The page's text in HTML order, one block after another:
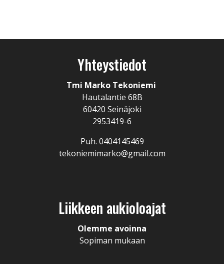
Yhteystiedot
Tmi Marko Tekoniemi
Hautalantie 68B
60420 Seinäjoki
2953419-6
Puh. 0404145469
tekoniemimarko@gmail.com
Liikkeen aukioloajat
Olemme avoinna
Sopiman mukaan